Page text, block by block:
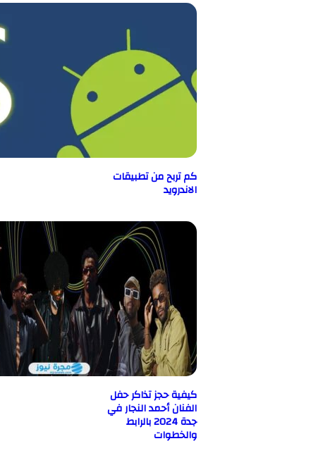
كم تربح من تطبيقات
كيفية حجز تذاكر حفل
الفنان أحمد النجار في
جدة 2024 بالرابط
والخطوات